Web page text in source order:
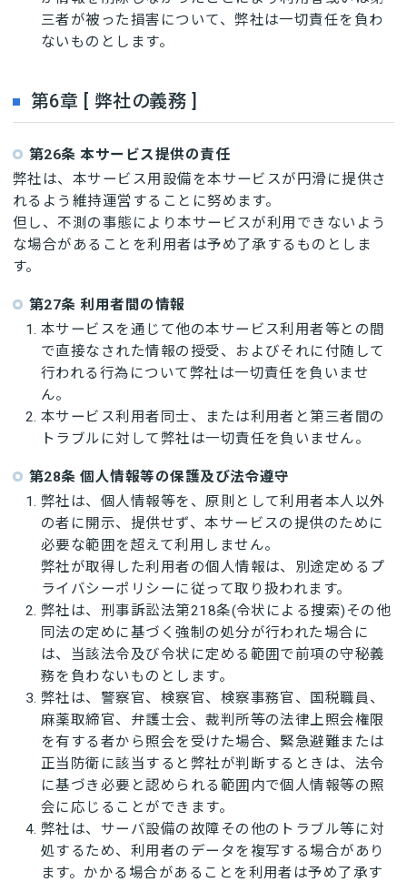
三者が被った損害について、弊社は一切責任を負わ
ないものとします。
第6章 [ 弊社の義務 ]
第26条 本サービス提供の責任
弊社は、本サービス用設備を本サービスが円滑に提供さ
れるよう維持運営することに努めます。
但し、不測の事態により本サービスが利用できないよう
な場合があることを利用者は予め了承するものとしま
す。
第27条 利用者間の情報
本サービスを通じて他の本サービス利用者等との間
で直接なされた情報の授受、およびそれに付随して
行われる行為について弊社は一切責任を負いませ
ん。
本サービス利用者同士、または利用者と第三者間の
トラブルに対して弊社は一切責任を負いません。
第28条 個人情報等の保護及び法令遵守
弊社は、個人情報等を、原則として利用者本人以外
の者に開示、提供せず、本サービスの提供のために
必要な範囲を超えて利用しません。
弊社が取得した利用者の個人情報は、別途定めるプ
ライバシーポリシーに従って取り扱われます。
弊社は、刑事訴訟法第218条(令状による捜索)その他
同法の定めに基づく強制の処分が行われた場合に
は、当該法令及び令状に定める範囲で前項の守秘義
務を負わないものとします。
弊社は、警察官、検察官、検察事務官、国税職員、
麻薬取締官、弁護士会、裁判所等の法律上照会権限
を有する者から照会を受けた場合、緊急避難または
正当防衛に該当すると弊社が判断するときは、法令
に基づき必要と認められる範囲内で個人情報等の照
会に応じることができます。
弊社は、サーバ設備の故障その他のトラブル等に対
処するため、利用者のデータを複写する場合があり
ます。かかる場合があることを利用者は予め了承す